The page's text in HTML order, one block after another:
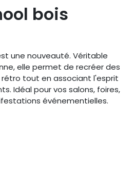
bois
une nouveauté. Véritable
elle permet de recréer des
tout en associant l'esprit
Idéal pour vos salons, foires,
événementielles.